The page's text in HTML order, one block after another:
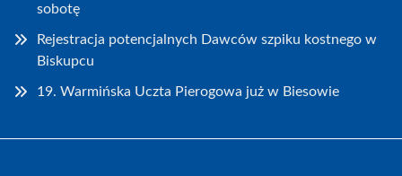
sobotę
Rejestracja potencjalnych Dawców szpiku kostnego w
Biskupcu
19. Warmińska Uczta Pierogowa już w Biesowie